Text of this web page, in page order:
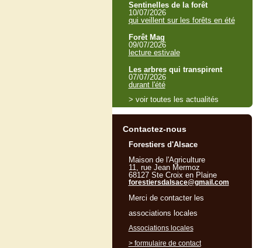
Sentinelles de la forêt
10/07/2026
qui veillent sur les forêts en été
Forêt Mag
09/07/2026
lecture estivale
Les arbres qui transpirent
07/07/2026
durant l'été
> voir toutes les actualités
Contactez-nous
Forestiers d'Alsace
Maison de l'Agriculture
11, rue Jean Mermoz
68127 Ste Croix en Plaine
forestiersdalsace@gmail.com
Merci de contacter les
associations locales
Associations locales
> formulaire de contact